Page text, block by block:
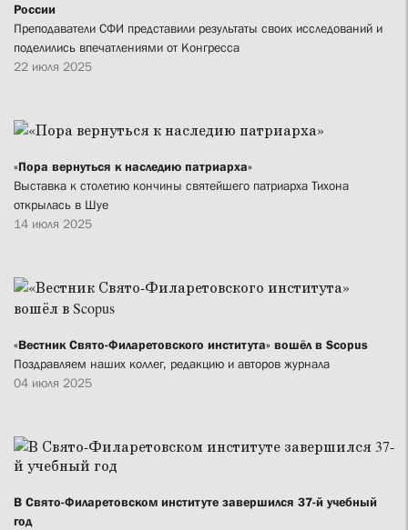
России
Преподаватели СФИ представили результаты своих исследований и
поделились впечатлениями от Конгресса
22 июля 2025
«Пора вернуться к наследию патриарха»
Выставка к столетию кончины святейшего патриарха Тихона
открылась в Шуе
14 июля 2025
«Вестник Свято-Филаретовского института» вошёл в Scopus
Поздравляем наших коллег, редакцию и авторов журнала
04 июля 2025
В Свято-Филаретовском институте завершился 37-й учебный
год